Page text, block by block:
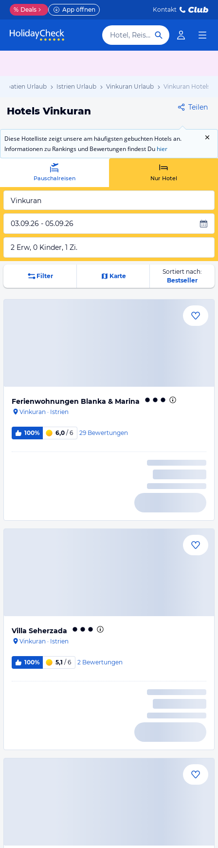
% Deals App öffnen Kontakt
Hotel, Reiseziel
Kroatien Urlaub Istrien Urlaub Vinkuran Urlaub Vinkuran Hotels
Hotels Vinkuran Teilen
Diese Hotelliste zeigt unsere am häufigsten gebuchten Hotels an.
Informationen zu Rankings und Bewertungen findest Du hier
Pauschalreisen Nur Hotel
Vinkuran
03.09.26 - 05.09.26
2 Erw, 0 Kinder, 1 Zi.
Filter Karte
Sortiert nach:
Bestseller
Ferienwohnungen Blanka & Marina
Vinkuran · Istrien
100% 6,0 / 6 29 Bewertungen
Villa Seherzada
Vinkuran · Istrien
100% 5,1 / 6 2 Bewertungen